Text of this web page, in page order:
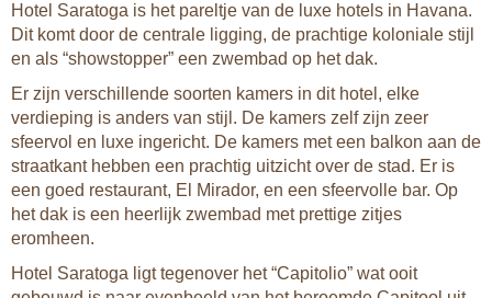
Hotel Saratoga is het pareltje van de luxe hotels in Havana.
Dit komt door de centrale ligging, de prachtige koloniale stijl
en als “showstopper” een zwembad op het dak.
Er zijn verschillende soorten kamers in dit hotel, elke
verdieping is anders van stijl. De kamers zelf zijn zeer
sfeervol en luxe ingericht. De kamers met een balkon aan de
straatkant hebben een prachtig uitzicht over de stad. Er is
een goed restaurant, El Mirador, en een sfeervolle bar. Op
het dak is een heerlijk zwembad met prettige zitjes
eromheen.
Hotel Saratoga ligt tegenover het “Capitolio” wat ooit